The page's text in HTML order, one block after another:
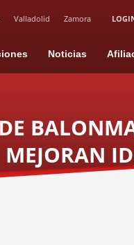
Valladolid Zamora
Noticias
MEJORAN